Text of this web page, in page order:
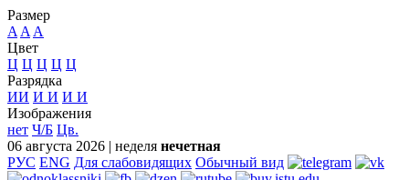
Размер
A A A
Цвет
Ц Ц Ц Ц Ц
Разрядка
ИИ И И И И
Изображения
нет Ч/Б Цв.
06 августа 2026 | неделя нечетная
РУС ENG Для слабовидящих Обычный вид